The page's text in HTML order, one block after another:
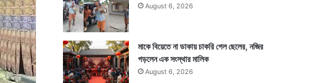
August 6, 2026
মাকে বিয়েতে না ডাকায় চাকরি গেল ছেলের, নজির
গড়লেন এক সংস্থার মালিক
August 6, 2026